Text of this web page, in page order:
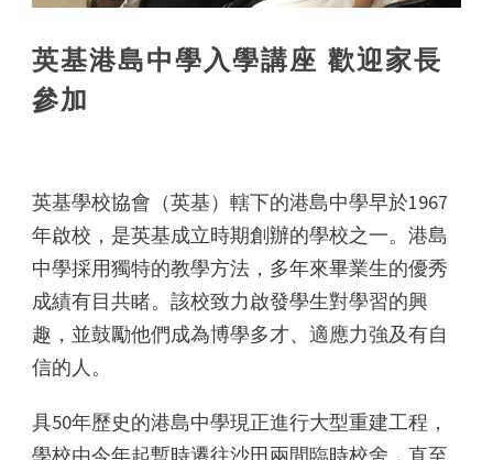
英基港島中學入學講座 歡迎家長
參加
英基學校協會（英基）轄下的港島中學早於1967
年啟校，是英基成立時期創辦的學校之一。港島
中學採用獨特的教學方法，多年來畢業生的優秀
成績有目共睹。該校致力啟發學生對學習的興
趣，並鼓勵他們成為博學多才、適應力強及有自
信的人。
具50年歷史的港島中學現正進行大型重建工程，
學校由今年起暫時遷往沙田兩間臨時校舍，直至